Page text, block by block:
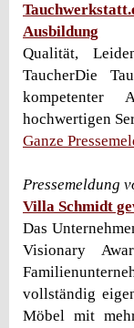
Ausbildung
Qualität,
TaucherDie
kompetenter
hochwertigen
Ganze
Pressemeldung
Villa Schmidt
Das
Visionary
vollständig
Möbel mit